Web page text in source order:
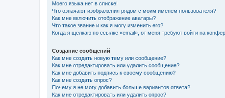
Моего языка нет в списке!
Что означают изображения рядом с моим именем пользователя?
Как мне включить отображение аватары?
Что такое звание и как я могу изменить его?
Когда я щёлкаю по ссылке «email», от меня требуют войти на
Создание сообщений
Как мне создать новую тему или сообщение?
Как мне отредактировать или удалить сообщение?
Как мне добавить подпись к своему сообщению?
Как мне создать опрос?
Почему я не могу добавить больше вариантов ответа?
Как мне отредактировать или удалить опрос?